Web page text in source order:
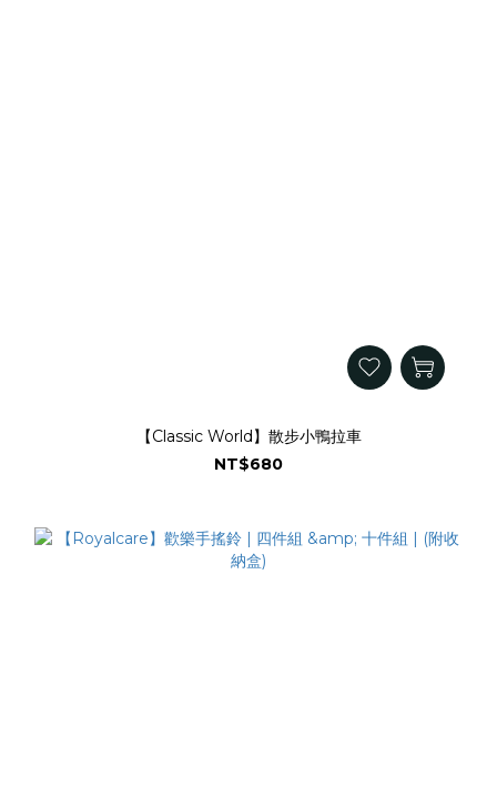
【Classic World】散步小鴨拉車
NT$680